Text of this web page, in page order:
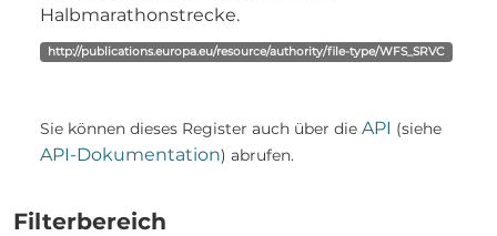
Filterbereich
Halbmarathonstrecke.
http://publications.europa.eu/resource/authority/file-type/WFS_SRVC
Sie können dieses Register auch über die API (siehe
API-Dokumentation) abrufen.